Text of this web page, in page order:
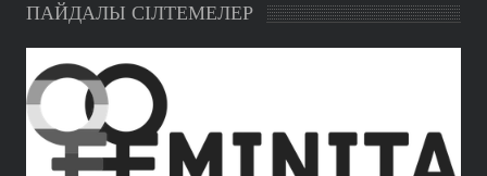
ПАЙДАЛЫ СІЛТЕМЕЛЕР